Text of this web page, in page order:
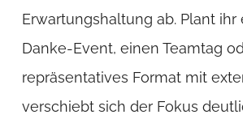
Erwartungshaltung ab. Plant ihr
Danke-Event, einen Teamtag
repräsentatives Format mit
verschiebt sich der Fokus